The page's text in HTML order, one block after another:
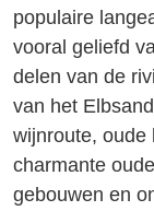
populaire
vooral geliefd
delen van de
van het
wijnroute, oude
charmante
gebouwen en